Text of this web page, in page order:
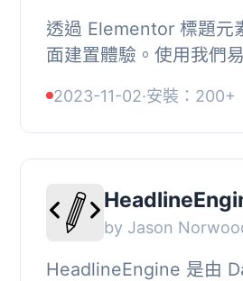
透過 Elementor 標題元
面建置體驗。使用我們
計比以往更輕鬆、更漂
每個元素都有...
2023-11-02·安裝：200+
by Jason
HeadlineEngine 是由